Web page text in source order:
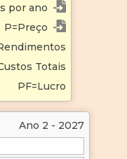
por ano
P=Preço
Totais
PF=Lucro
Ano 2 - 2027